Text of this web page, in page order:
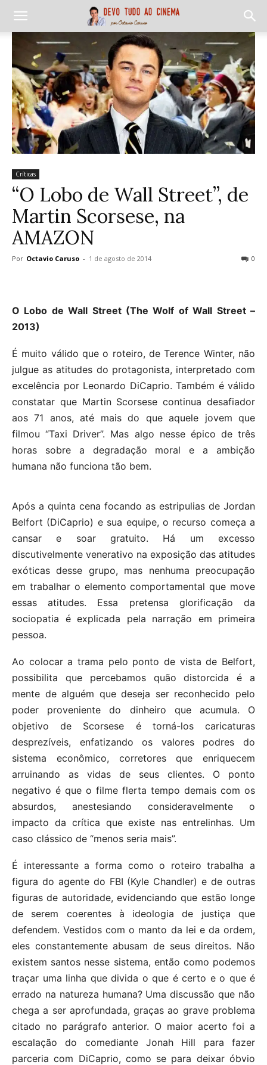
Críticas
“O Lobo de Wall Street”, de
Martin Scorsese, na
AMAZON
Por Octavio Caruso - 1 de agosto de 2014 0
O Lobo de Wall Street (The Wolf of Wall Street –
2013)
É muito válido que o roteiro, de Terence Winter, não
julgue as atitudes do protagonista, interpretado com
excelência por Leonardo DiCaprio. Também é válido
constatar que Martin Scorsese continua desafiador
aos 71 anos, até mais do que aquele jovem que
filmou “Taxi Driver”. Mas algo nesse épico de três
horas sobre a degradação moral e a ambição
humana não funciona tão bem.
Após a quinta cena focando as estripulias de Jordan
Belfort (DiCaprio) e sua equipe, o recurso começa a
cansar e soar gratuito. Há um excesso
discutivelmente venerativo na exposição das atitudes
exóticas desse grupo, mas nenhuma preocupação
em trabalhar o elemento comportamental que move
essas atitudes. Essa pretensa glorificação da
sociopatia é explicada pela narração em primeira
pessoa.
Ao colocar a trama pelo ponto de vista de Belfort,
possibilita que percebamos quão distorcida é a
mente de alguém que deseja ser reconhecido pelo
poder proveniente do dinheiro que acumula. O
objetivo de Scorsese é torná-los caricaturas
desprezíveis, enfatizando os valores podres do
sistema econômico, corretores que enriquecem
arruinando as vidas de seus clientes. O ponto
negativo é que o filme flerta tempo demais com os
absurdos, anestesiando consideravelmente o
impacto da crítica que existe nas entrelinhas. Um
caso clássico de “menos seria mais”.
É interessante a forma como o roteiro trabalha a
figura do agente do FBI (Kyle Chandler) e de outras
figuras de autoridade, evidenciando que estão longe
de serem coerentes à ideologia de justiça que
defendem. Vestidos com o manto da lei e da ordem,
eles constantemente abusam de seus direitos. Não
existem santos nesse sistema, então como podemos
traçar uma linha que divida o que é certo e o que é
errado na natureza humana? Uma discussão que não
chega a ser aprofundada, graças ao grave problema
citado no parágrafo anterior. O maior acerto foi a
escalação do comediante Jonah Hill para fazer
parceria com DiCaprio, como se para deixar óbvio